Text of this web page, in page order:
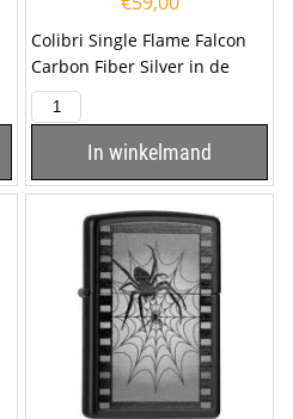
Colibri Single Flame Falcon
Carbon Fiber Silver in de
kleur grijs. Deze Colibri
aansteker heeft een...
In winkelmand